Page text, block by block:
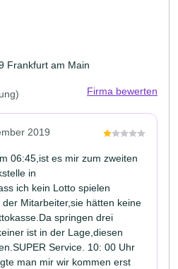
Frankfurt am Main
Firma bewerten
2019
06:45,ist es mir zum zweiten
in
ich kein Lotto spielen
Mitarbeiter,sie hätten keine
springen drei
ist in der Lage,diesen
Service. 10: 00 Uhr
man mir wir kommen erst